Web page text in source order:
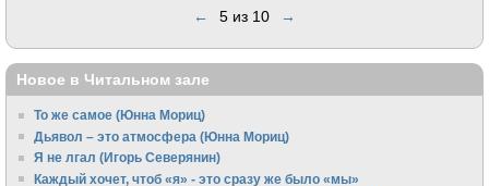
← 5 из 10 →
Новое в Читальном зале
То же самое (Юнна Мориц)
Дьявол – это атмосфера (Юнна Мориц)
Я не лгал (Игорь Северянин)
Каждый хочет, чтоб «я» - это сразу же было «мы»